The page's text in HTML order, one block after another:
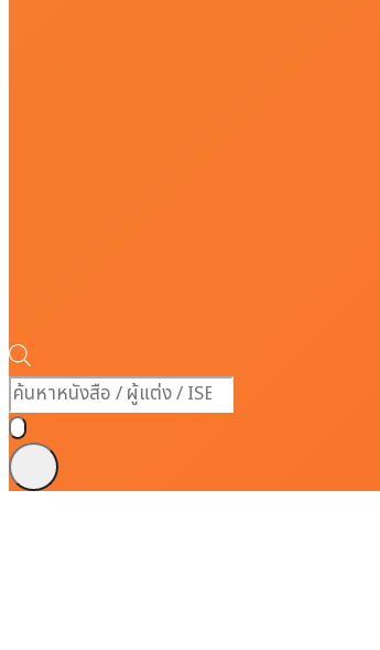
Products
search